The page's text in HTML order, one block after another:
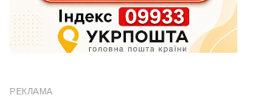
РЕКЛАМА